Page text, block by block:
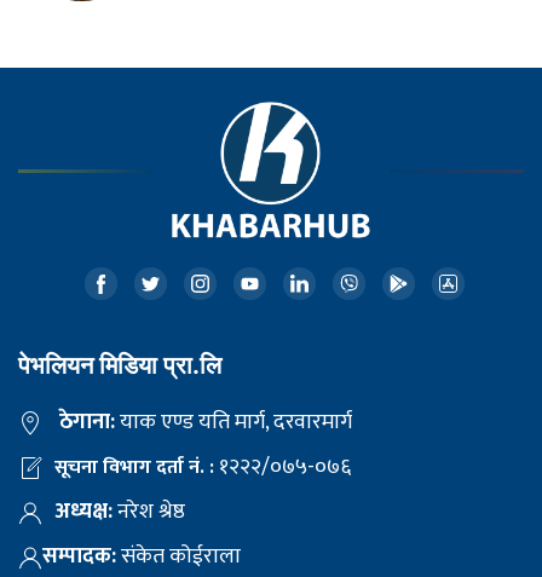
पेभलियन मिडिया प्रा.लि
ठेगाना:याक एण्ड यति मार्ग, दरवारमार्ग
सूचना विभाग दर्ता नं. :१२२२/०७५-०७६
अध्यक्ष:नरेश श्रेष्ठ
सम्पादक:संकेत कोईराला